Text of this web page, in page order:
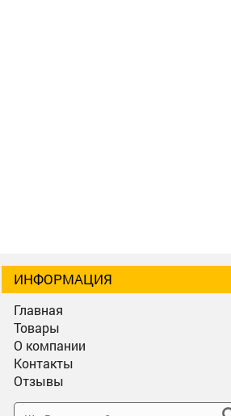
ИНФОРМАЦИЯ
Главная
Товары
О компании
Контакты
Отзывы